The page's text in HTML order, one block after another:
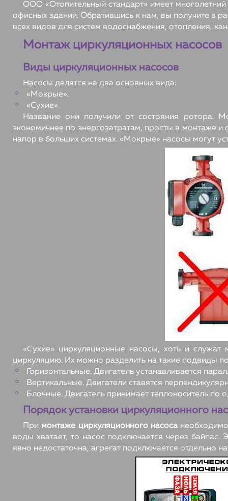
ООО «Отопительный стандарт» имеет
офисных зданий. Обратившись к нам, вы получите в
всех видов для систем водоснабжения, отопления,
Монтаж циркуляционных насосов
Виды циркуляционных насосов
Насосы делятся на два основных вида:
«Мокрые».
«Сухие».
Название они получили от состояния ротора.
экономичнее по энергозатратам, просты в монтаже
напор в больших системах. «Мокрые» насосы могут
«Сухие» циркуляционные насосы, хоть и
циркуляцию. Их можно разделить на такие подвиды
Горизонтальные. Двигатель устанавливается
Вертикальные. Двигатели ставятся
Блочные. Двигатель принимает теплоноситель по
Порядок установки циркуляционного
При монтаже циркуляционного насоса
воды хватает, то насос подключается через
явно недостаточна, агрегат подключается отдельно